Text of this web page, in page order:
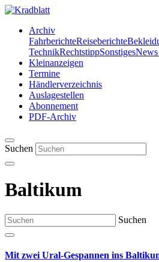
Archiv
FahrberichteReiseberichte
TechnikRechtstippSonstigesNews
Kleinanzeigen
Termine
Händlerverzeichnis
Auslagestellen
Abonnement
PDF-Archiv
Suchen
Baltikum
Suchen
Mit zwei Ural-Gespannen ins